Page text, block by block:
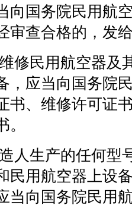
向国务院民用航
审查合格的，发
修民用航空器及
，应当向国务院
书、维修许可证
人生产的任何型
民用航空器上设
当向国务院民用